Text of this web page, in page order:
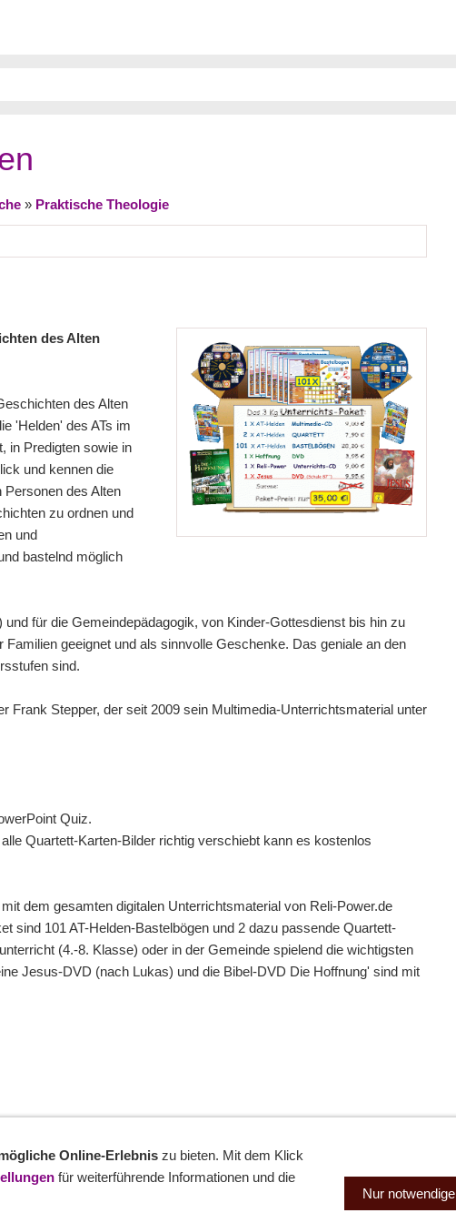
» Praktische Theologie
des Alten
des Alten
'Helden' des ATs im
in Predigten sowie in
und kennen die
des Alten
zu ordnen und
und
bastelnd möglich
für die Gemeindepädagogik, von Kinder-Gottesdienst bis hin zu
geeignet und als sinnvolle Geschenke. Das geniale an den
sind.
Frank Stepper, der seit 2009 sein Multimedia-Unterrichtsmaterial unter
Quiz.
Quartett-Karten-Bilder richtig verschiebt kann es kostenlos
dem gesamten digitalen Unterrichtsmaterial von Reli-Power.de
sind 101 AT-Helden-Bastelbögen und 2 dazu passende Quartett-
(4.-8. Klasse) oder in der Gemeinde spielend die wichtigsten
Jesus-DVD (nach Lukas) und die Bibel-DVD Die Hoffnung' sind mit
ImpressumCookies
Online-Erlebnis zu bieten. Mit dem Klick
für weiterführende Informationen und die
Nur notwendige